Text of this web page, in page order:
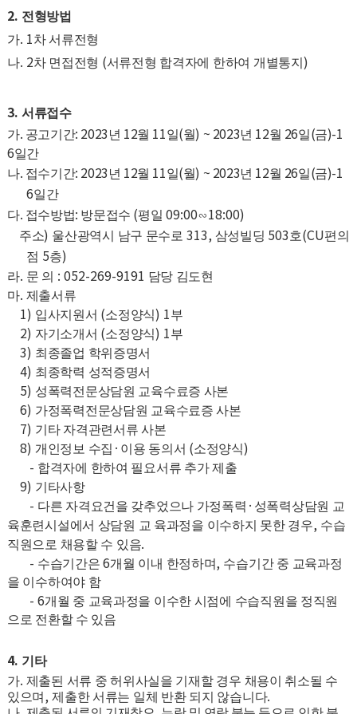
2. 전형방법
가. 1차 서류전형
나. 2차 면접전형 (서류전형 합격자에 한하여 개별통지 )
3. 서류접수
가. 공고기간: 2023년 12월 11일(월) ~ 2023년 12월 26일(금)-1
6일간
나. 접수기간: 2023년 12월 11일(월) ~ 2023년 12월 26일(금)-1
6일간
다. 접수방법: 방문접수 (평일 09:00∽18:00)
주소) 울산광역시 남구 문수로 313, 삼성빌딩 503호(CU편의
점 5층)
라. 문 의 : 052-269-9191 담당 김도현
마. 제출서류
1) 입사지원서 (소정양식) 1부
2) 자기소개서 (소정양식) 1부
3) 최종졸업 학위증명서
4) 최종학력 성적증명서
5) 성폭력전문상담원 교육수료증 사본
6) 가정폭력전문상담원 교육수료증 사본
7) 기타 자격관련서류 사본
8) 개인정보 수집 · 이용 동의서 (소정양식)
- 합격자에 한하여 필요서류 추가 제출
9) 기타사항
- 다른 자격요건을 갖추었으나 가정폭력 · 성폭력상담원 교
육훈련시설에서 상담원 교 육과정을 이수하지 못한 경우, 수습
직원으로 채용할 수 있음.
- 수습기간은6개월 이내 한정하며, 수습기간 중 교육과정
을 이수하여야 함
- 6개월 중 교육과정을 이수한 시점에 수습직원을 정직원
으로 전환할 수 있음
4. 기타
가. 제출된 서류 중 허위사실을 기재할 경우 채용이 취소될 수
있으며 ,제출한 서류는 일체 반환 되지 않습니다.